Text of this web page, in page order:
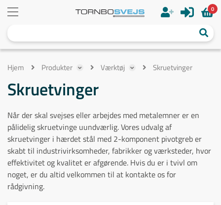
0
Hjem Produkter Værktøj Skruetvinger
Skruetvinger
Når der skal svejses eller arbejdes med metalemner er en
pålidelig skruetvinge uundværlig. Vores udvalg af
skruetvinger i hærdet stål med 2-komponent pivotgreb er
skabt til industrivirksomheder, fabrikker og værksteder, hvor
effektivitet og kvalitet er afgørende. Hvis du er i tvivl om
noget, er du altid velkommen til at kontakte os for
rådgivning.